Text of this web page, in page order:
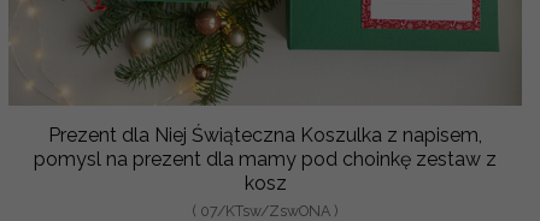
Prezent dla Niej Świąteczna Koszulka z napisem,
pomysl na prezent dla mamy pod choinkę zestaw z
kosz
( 07/KTsw/ZswONA )